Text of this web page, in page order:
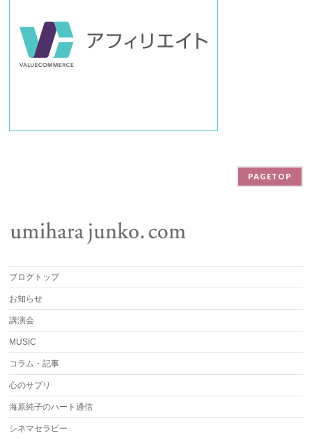
PAGETOP
ブログトップ
お知らせ
講演会
MUSIC
コラム・記事
心のサプリ
海原純子のハート通信
シネマセラピー